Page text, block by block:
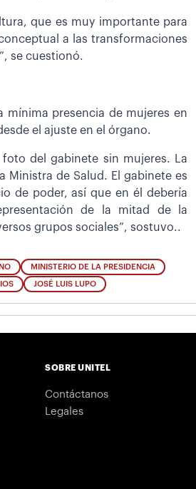
que es muy importante para
a las transformaciones
se cuestionó.
mínima presencia de mujeres en
el ajuste en el órgano.
del gabinete sin mujeres. La
Ministra de Salud. El gabinete es
de poder, así que en él debería
de la mitad de la
grupos sociales”, sostuvo..
MINISTERIO DE LA PRESIDENCIA
JOSÉ LUIS LUPO
SOBRE UNITEL
Contáctanos
Legales